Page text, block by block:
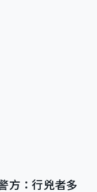
方：行兇者多